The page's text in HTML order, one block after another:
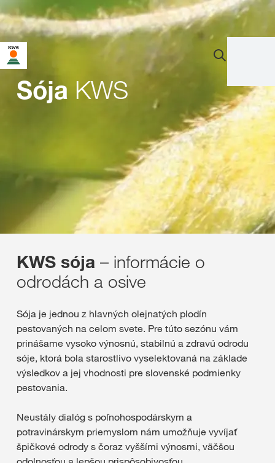
Sója KWS
KWS sója – informácie o
odrodách a osive
Sója je jednou z hlavných olejnatých plodín
pestovaných na celom svete. Pre túto sezónu vám
prinášame vysoko výnosnú, stabilnú a zdravú odrodu
sóje, ktorá bola starostlivo vyselektovaná na základe
výsledkov a jej vhodnosti pre slovenské podmienky
pestovania.
Neustály dialóg s poľnohospodárskym a
potravinárskym priemyslom nám umožňuje vyvíjať
špičkové odrody s čoraz vyššími výnosmi, väčšou